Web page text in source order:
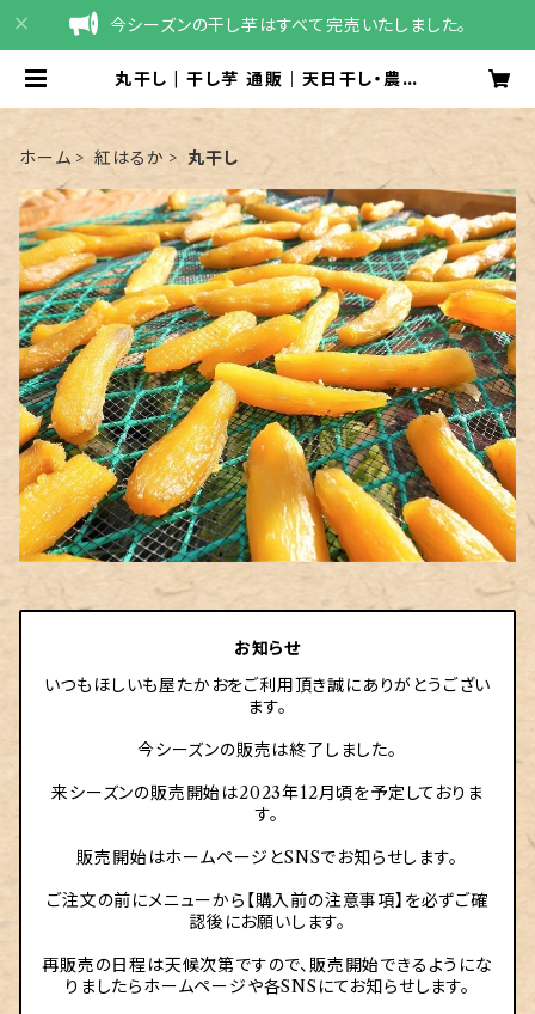
今シーズンの干し芋はすべて完売いたしました。
丸干し | 干し芋 通販｜天日干し・農家
ホーム
紅はるか 丸干し
お知らせ
いつもほしいも屋たかおをご利用頂き誠にありがとうござい
ます。
今シーズンの販売は終了しました。
来シーズンの販売開始は2023年12月頃を予定しておりま
す。
販売開始はホームページとSNSでお知らせします。
ご注文の前にメニューから【購入前の注意事項】を必ずご確
認後にお願いします。
再販売の日程は天候次第ですので、販売開始できるようにな
りましたらホームページや各SNSにてお知らせします。